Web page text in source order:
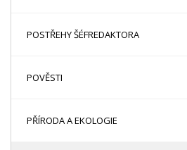
POSTŘEHY ŠÉFREDAKTORA
POVĚSTI
PŘÍRODA A EKOLOGIE